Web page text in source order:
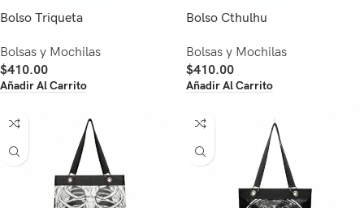
Bolso Triqueta
Bolsas y Mochilas
$410.00
Añadir Al Carrito
Bolso Cthulhu
Bolsas y Mochilas
$410.00
Añadir Al Carrito